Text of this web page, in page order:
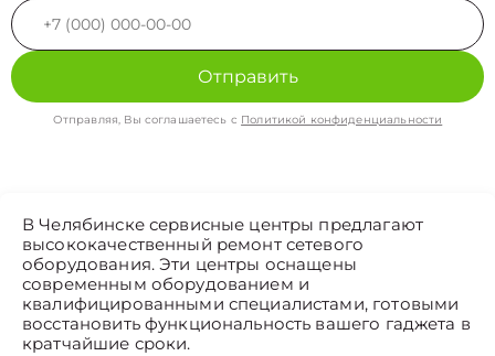
Отправить
Отправляя, Вы соглашаетесь с Политикой конфиденциальности
В Челябинске сервисные центры предлагают
высококачественный ремонт сетевого
оборудования. Эти центры оснащены
современным оборудованием и
квалифицированными специалистами, готовыми
восстановить функциональность вашего гаджета в
кратчайшие сроки.